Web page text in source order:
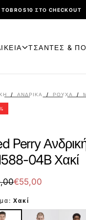
ΣΤΟ CHECKOUT
ΤΣΑΝΤΕΣ &
/ ΑΝΔΡΙΚΑ / ΡΟΎΧΑ /
Perry
04B Χακί
Τιμή
έκπτωση
€55,00
Χακί